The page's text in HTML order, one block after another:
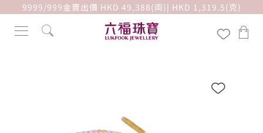
9999/999金賣出價 HKD 49,388(両)| HKD 1,319.5(克)